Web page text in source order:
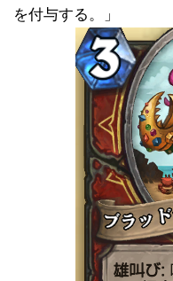
を付与する。」